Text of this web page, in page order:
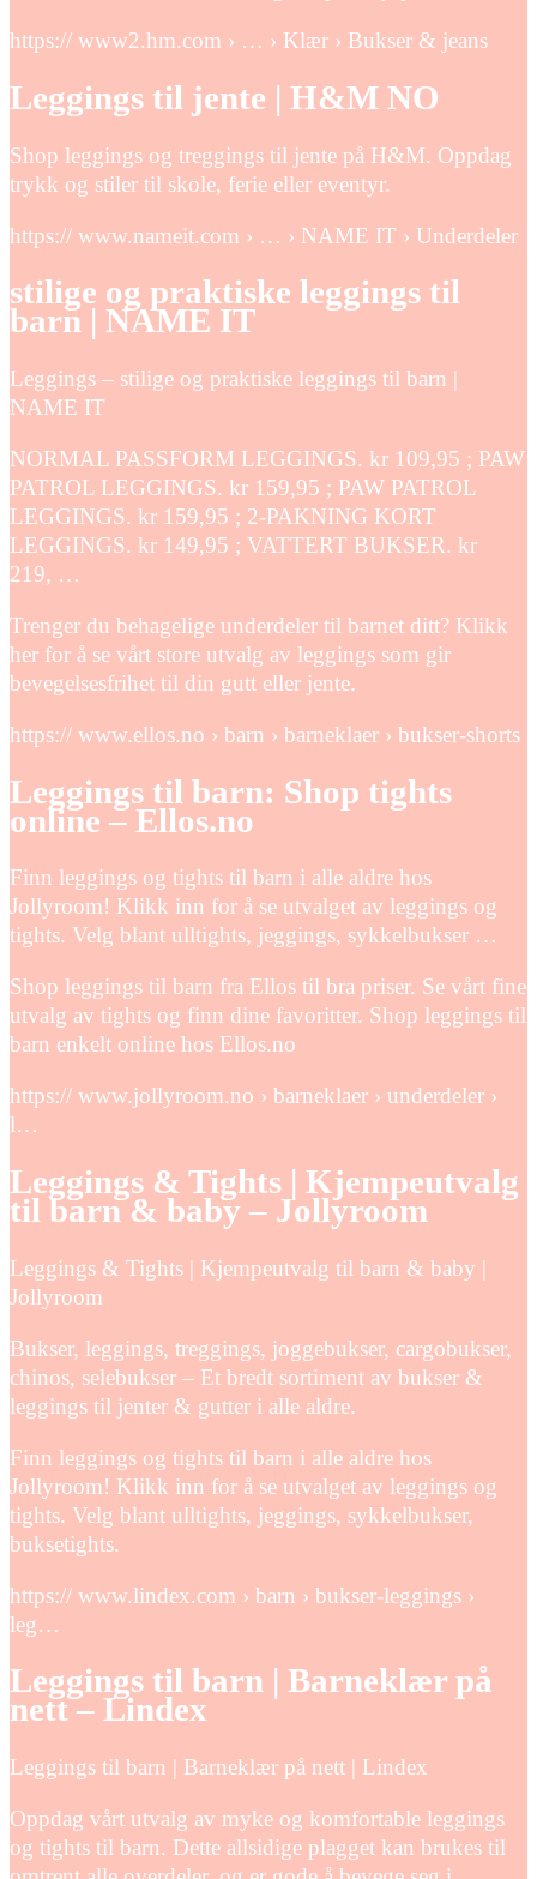
https:// www2.hm.com › … › Klær › Bukser & jeans
Leggings til jente | H&M NO
Shop leggings og treggings til jente på H&M. Oppdag
trykk og stiler til skole, ferie eller eventyr.
https:// www.nameit.com › … › NAME IT › Underdeler
stilige og praktiske leggings til
barn | NAME IT
Leggings – stilige og praktiske leggings til barn |
NAME IT
NORMAL PASSFORM LEGGINGS. kr 109,95 ; PAW
PATROL LEGGINGS. kr 159,95 ; PAW PATROL
LEGGINGS. kr 159,95 ; 2-PAKNING KORT
LEGGINGS. kr 149,95 ; VATTERT BUKSER. kr
219, …
Trenger du behagelige underdeler til barnet ditt? Klikk
her for å se vårt store utvalg av leggings som gir
bevegelsesfrihet til din gutt eller jente.
https:// www.ellos.no › barn › barneklaer › bukser-shorts
Leggings til barn: Shop tights
online – Ellos.no
Finn leggings og tights til barn i alle aldre hos
Jollyroom! Klikk inn for å se utvalget av leggings og
tights. Velg blant ulltights, jeggings, sykkelbukser …
Shop leggings til barn fra Ellos til bra priser. Se vårt fine
utvalg av tights og finn dine favoritter. Shop leggings til
barn enkelt online hos Ellos.no
https:// www.jollyroom.no › barneklaer › underdeler ›
l…
Leggings & Tights | Kjempeutvalg
til barn & baby – Jollyroom
Leggings & Tights | Kjempeutvalg til barn & baby |
Jollyroom
Bukser, leggings, treggings, joggebukser, cargobukser,
chinos, selebukser – Et bredt sortiment av bukser &
leggings til jenter & gutter i alle aldre.
Finn leggings og tights til barn i alle aldre hos
Jollyroom! Klikk inn for å se utvalget av leggings og
tights. Velg blant ulltights, jeggings, sykkelbukser,
buksetights.
https:// www.lindex.com › barn › bukser-leggings ›
leg…
Leggings til barn | Barneklær på
nett – Lindex
Leggings til barn | Barneklær på nett | Lindex
Oppdag vårt utvalg av myke og komfortable leggings
og tights til barn. Dette allsidige plagget kan brukes til